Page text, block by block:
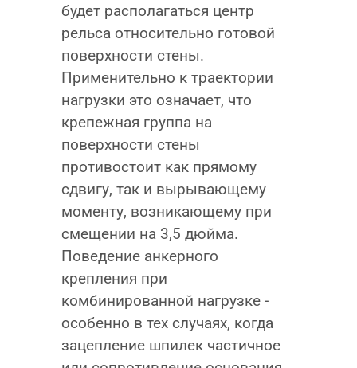
будет располагаться центр
рельса относительно готовой
поверхности стены.
Применительно к траектории
нагрузки это означает, что
крепежная группа на
поверхности стены
противостоит как прямому
сдвигу, так и вырывающему
моменту, возникающему при
смещении на 3,5 дюйма.
Поведение анкерного
крепления при
комбинированной нагрузке -
особенно в тех случаях, когда
зацепление шпилек частичное